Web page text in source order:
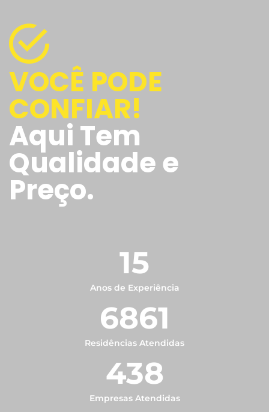
VOCÊ PODE
CONFIAR!
Aqui Tem
Qualidade e
Preço.
15
Anos de Experiência
6861
Residências Atendidas
438
Empresas Atendidas